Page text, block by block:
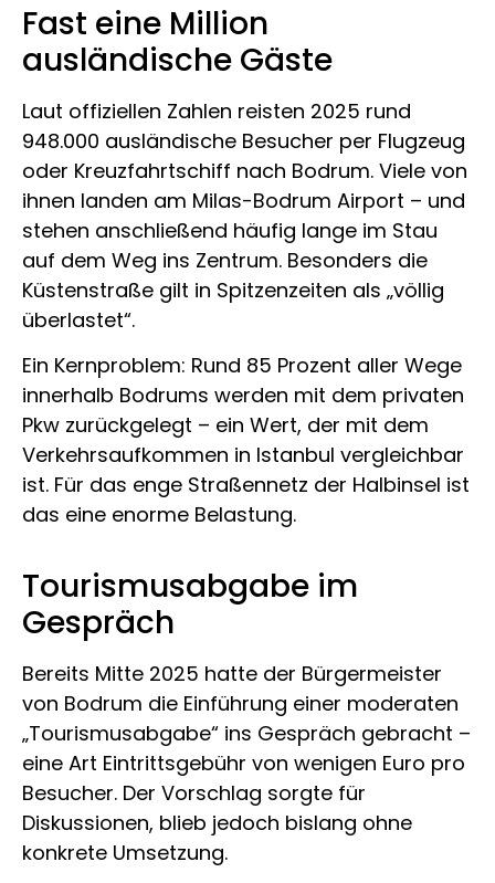
Fast eine Million
ausländische Gäste
Laut offiziellen Zahlen reisten 2025 rund
948.000 ausländische Besucher per Flugzeug
oder Kreuzfahrtschiff nach Bodrum. Viele von
ihnen landen am Milas-Bodrum Airport – und
stehen anschließend häufig lange im Stau
auf dem Weg ins Zentrum. Besonders die
Küstenstraße gilt in Spitzenzeiten als „völlig
überlastet“.
Ein Kernproblem: Rund 85 Prozent aller Wege
innerhalb Bodrums werden mit dem privaten
Pkw zurückgelegt – ein Wert, der mit dem
Verkehrsaufkommen in Istanbul vergleichbar
ist. Für das enge Straßennetz der Halbinsel ist
das eine enorme Belastung.
Tourismusabgabe im
Gespräch
Bereits Mitte 2025 hatte der Bürgermeister
von Bodrum die Einführung einer moderaten
„Tourismusabgabe“ ins Gespräch gebracht –
eine Art Eintrittsgebühr von wenigen Euro pro
Besucher. Der Vorschlag sorgte für
Diskussionen, blieb jedoch bislang ohne
konkrete Umsetzung.